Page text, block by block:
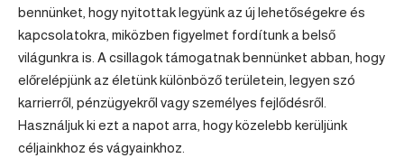
bennünket, hogy nyitottak legyünk az új lehetőségekre és
kapcsolatokra, miközben figyelmet fordítunk a belső
világunkra is. A csillagok támogatnak bennünket abban, hogy
előrelépjünk az életünk különböző területein, legyen szó
karrierről, pénzügyekről vagy személyes fejlődésről.
Használjuk ki ezt a napot arra, hogy közelebb kerüljünk
céljainkhoz és vágyainkhoz.